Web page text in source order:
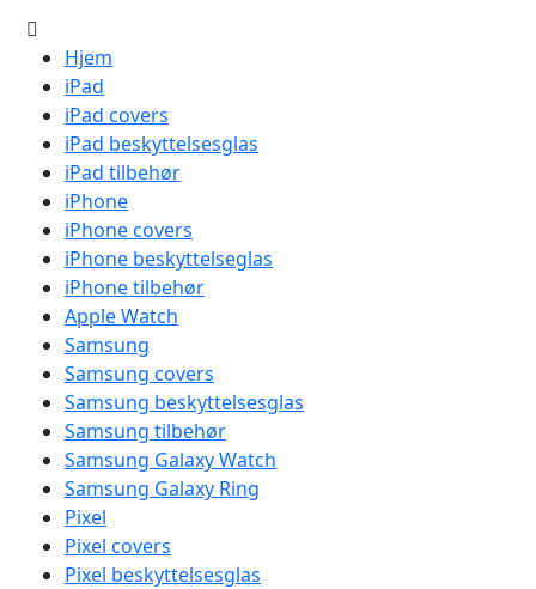
Hjem
iPad
iPad covers
iPad beskyttelsesglas
iPad tilbehør
iPhone
iPhone covers
iPhone beskyttelseglas
iPhone tilbehør
Apple Watch
Samsung
Samsung covers
Samsung beskyttelsesglas
Samsung tilbehør
Samsung Galaxy Watch
Samsung Galaxy Ring
Pixel
Pixel covers
Pixel beskyttelsesglas